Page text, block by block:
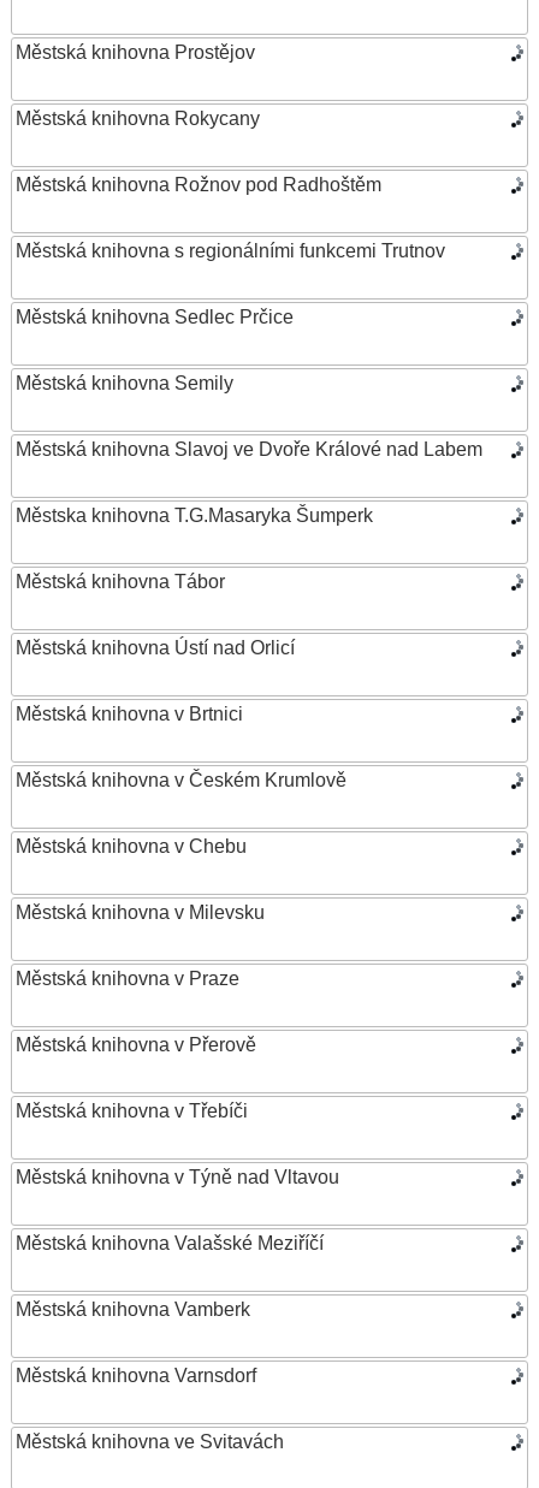
Městská knihovna Prostějov
Městská knihovna Rokycany
Městská knihovna Rožnov pod Radhoštěm
Městská knihovna s regionálními funkcemi Trutnov
Městská knihovna Sedlec Prčice
Městská knihovna Semily
Městská knihovna Slavoj ve Dvoře Králové nad Labem
Městska knihovna T.G.Masaryka Šumperk
Městská knihovna Tábor
Městská knihovna Ústí nad Orlicí
Městská knihovna v Brtnici
Městská knihovna v Českém Krumlově
Městská knihovna v Chebu
Městská knihovna v Milevsku
Městská knihovna v Praze
Městská knihovna v Přerově
Městská knihovna v Třebíči
Městská knihovna v Týně nad Vltavou
Městská knihovna Valašské Meziříčí
Městská knihovna Vamberk
Městská knihovna Varnsdorf
Městská knihovna ve Svitavách